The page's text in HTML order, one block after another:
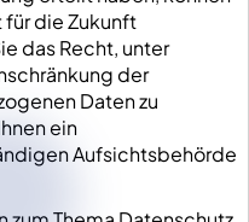
die Zukunft
das Recht, unter
der
Daten zu
ein
Aufsichtsbehörde